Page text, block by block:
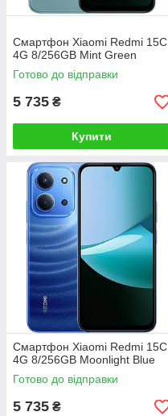
Смартфон Xiaomi Redmi 15C
4G 8/256GB Mint Green
Готово до відправки
5 735 ₴
Купити
Смартфон Xiaomi Redmi 15C
4G 8/256GB Moonlight Blue
Готово до відправки
5 735 ₴